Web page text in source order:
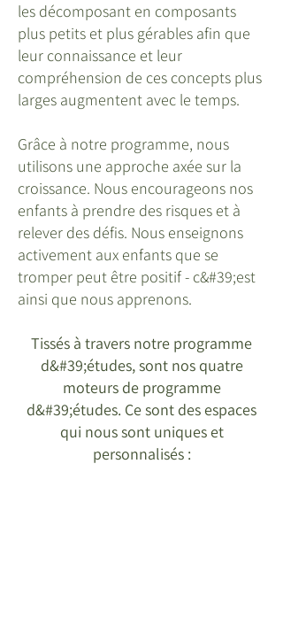
les décomposant en composants
plus petits et plus gérables afin que
leur connaissance et leur
compréhension de ces concepts plus
larges augmentent avec le temps.
Grâce à notre programme, nous
utilisons une approche axée sur la
croissance. Nous encourageons nos
enfants à prendre des risques et à
relever des défis. Nous enseignons
activement aux enfants que se
tromper peut être positif - c&#39;est
ainsi que nous apprenons.
Tissés à travers notre programme
d&#39;études, sont nos quatre
moteurs de programme
d&#39;études. Ce sont des espaces
qui nous sont uniques et
personnalisés :